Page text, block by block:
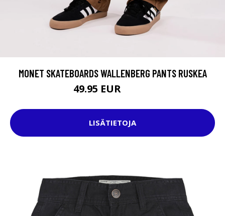
MONET SKATEBOARDS WALLENBERG PANTS RUSKEA
49.95 EUR
LISÄTIETOJA